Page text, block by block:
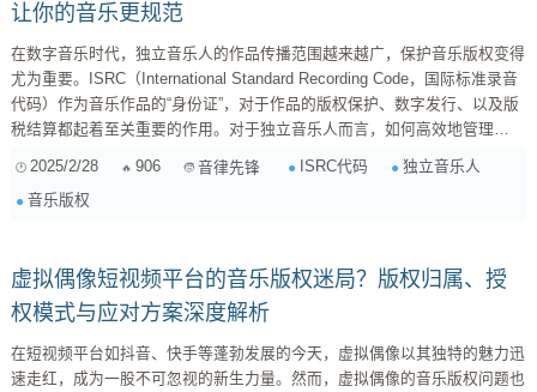
让你的音乐更规范
在数字音乐时代，独立音乐人的作品传播范围越来越广，保护音乐版权变得
尤为重要。ISRC（International Standard Recording Code，国际标准录音
代码）作为音乐作品的“身份证”，对于作品的版权保护、数字发行、以及版
税结算都起着至关重要的作用。对于独立音乐人而言，如何高效地管理
ISRC 代码，是保障自身权益、规范音乐作品发布流程的重要一环。本文将
全面解析独立音乐人 ISRC 代码的管理策略，从申请到应用，助你掌控音乐
版权，让音乐作品更规范地走向世界。 一、什么是 ISRC 代码？为何独立
2025/2/28 906 音律先锋 ISRC代码
独立音乐人
音乐版权
虚拟偶像短视频平台的音乐版权迷局？版权归属、授
权模式与应对方案深度解析
在短视频平台如抖音、快手等蓬勃发展的今天，虚拟偶像以其独特的魅力迅
速走红，成为一股不可忽视的新生力量。然而，虚拟偶像的音乐版权问题也